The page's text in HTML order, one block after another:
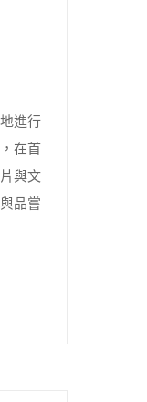
進行
在首
與文
品嘗